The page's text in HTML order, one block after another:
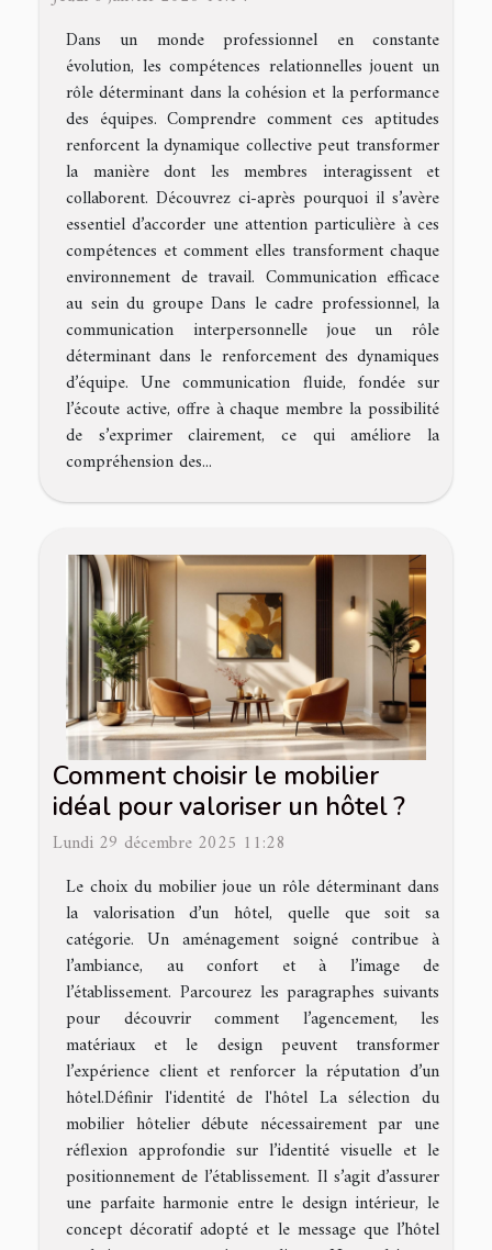
Dans un monde professionnel en constante
évolution, les compétences relationnelles jouent un
rôle déterminant dans la cohésion et la performance
des équipes. Comprendre comment ces aptitudes
renforcent la dynamique collective peut transformer
la manière dont les membres interagissent et
collaborent. Découvrez ci-après pourquoi il s’avère
essentiel d’accorder une attention particulière à ces
compétences et comment elles transforment chaque
environnement de travail. Communication efficace
au sein du groupe Dans le cadre professionnel, la
communication interpersonnelle joue un rôle
déterminant dans le renforcement des dynamiques
d’équipe. Une communication fluide, fondée sur
l’écoute active, offre à chaque membre la possibilité
de s’exprimer clairement, ce qui améliore la
compréhension des...
Comment choisir le mobilier
idéal pour valoriser un hôtel ?
Lundi 29 décembre 2025 11:28
Le choix du mobilier joue un rôle déterminant dans
la valorisation d’un hôtel, quelle que soit sa
catégorie. Un aménagement soigné contribue à
l’ambiance, au confort et à l’image de
l’établissement. Parcourez les paragraphes suivants
pour découvrir comment l’agencement, les
matériaux et le design peuvent transformer
l’expérience client et renforcer la réputation d’un
hôtel.Définir l'identité de l'hôtel La sélection du
mobilier hôtelier débute nécessairement par une
réflexion approfondie sur l’identité visuelle et le
positionnement de l’établissement. Il s’agit d’assurer
une parfaite harmonie entre le design intérieur, le
concept décoratif adopté et le message que l’hôtel